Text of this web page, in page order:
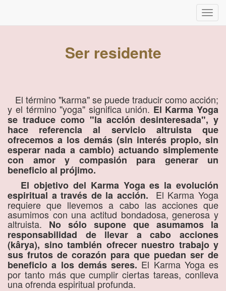
Ser residente
El término "karma" se puede traducir como acción;
y el término "yoga" significa unión. El Karma Yoga
se traduce como "la acción desinteresada", y
hace referencia al servicio altruista que
ofrecemos a los demás (sin interés propio, sin
esperar nada a cambio) actuando simplemente
con amor y compasión para generar un
beneficio al prójimo.
El objetivo del Karma Yoga es la evolución
espiritual a través de la acción. El Karma Yoga
requiere que llevemos a cabo las acciones que
asumimos con una actitud bondadosa, generosa y
altruista. No sólo supone que asumamos la
responsabilidad de llevar a cabo acciones
(kârya), sino también ofrecer nuestro trabajo y
sus frutos de corazón para que puedan ser de
beneficio a los demás seres. El Karma Yoga es
por tanto más que cumplir ciertas tareas, conlleva
una ofrenda espiritual profunda.